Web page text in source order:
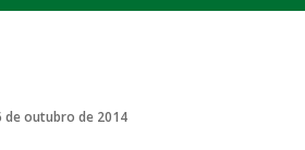
de outubro de 2014